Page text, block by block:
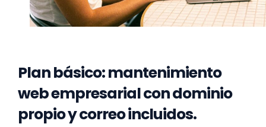
Plan básico: mantenimiento
web empresarial con dominio
propio y correo incluidos.